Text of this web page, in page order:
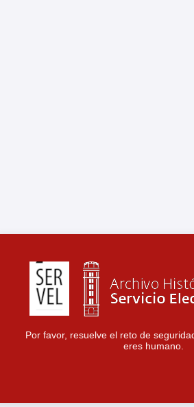
Por favor, resuelve el reto de
eres humano.